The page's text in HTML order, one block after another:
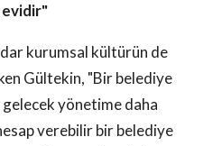
kurumsal kültürün de
Gültekin, "Bir belediye
yönetime daha
verebilir bir belediye